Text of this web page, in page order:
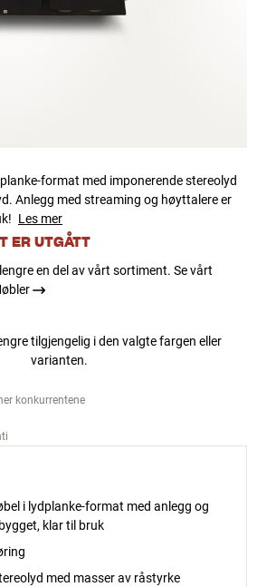
format med imponerende stereolyd
Anlegg med streaming og høyttalere er
Les mer
ER UTGÅTT
en del av vårt sortiment. Se vårt
tilgjengelig i den valgte fargen eller
varianten.
konkurrentene
i lydplanke-format med anlegg og
klar til bruk
med masser av råstyrke